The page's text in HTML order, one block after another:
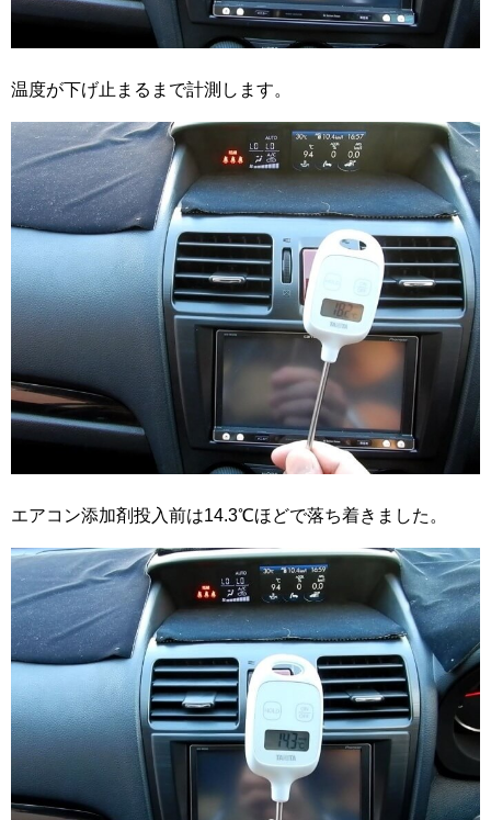
温度が下げ止まるまで計測します。
エアコン添加剤投入前は14.3℃ほどで落ち着きました。